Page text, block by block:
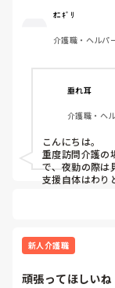
給料高いしいい
やったことある
ｵﾆｷﾞﾘ
介護職・ヘルパ
垂れ耳
介護職・ヘ
こんにちは。
重度訪問介護の
で、夜勤の際は
支援自体はわり
中での支援に
ないと売上につ
それを踏まえた
新人介護職
頑張ってほしいね